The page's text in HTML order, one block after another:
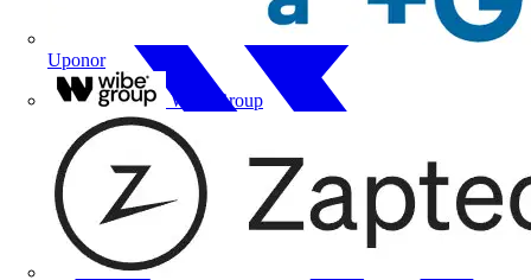
Uponor
Wibe Group